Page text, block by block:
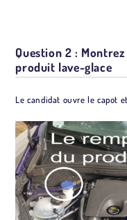
Question 2 :
produit lave-glace
Le candidat ouvre le capot